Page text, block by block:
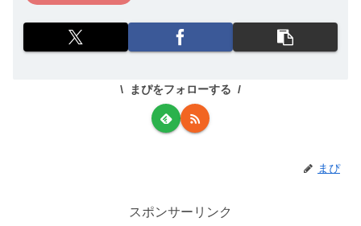
まぴをフォローする
まぴ
スポンサーリンク